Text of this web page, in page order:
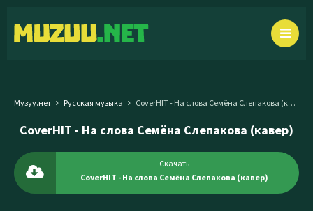
Музуу.нет Русская музыка CoverHIT - На слова Семёна Слепакова (кавер)
CoverHIT - На слова Семёна Слепакова (кавер)
Скачать
CoverHIT - На слова Семёна Слепакова (кавер)